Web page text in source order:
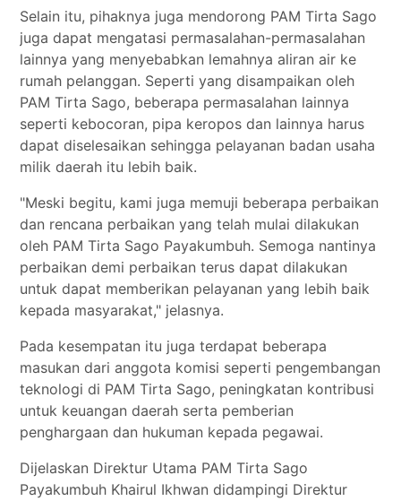
Selain itu, pihaknya juga mendorong PAM Tirta Sago
juga dapat mengatasi permasalahan-permasalahan
lainnya yang menyebabkan lemahnya aliran air ke
rumah pelanggan. Seperti yang disampaikan oleh
PAM Tirta Sago, beberapa permasalahan lainnya
seperti kebocoran, pipa keropos dan lainnya harus
dapat diselesaikan sehingga pelayanan badan usaha
milik daerah itu lebih baik.
"Meski begitu, kami juga memuji beberapa perbaikan
dan rencana perbaikan yang telah mulai dilakukan
oleh PAM Tirta Sago Payakumbuh. Semoga nantinya
perbaikan demi perbaikan terus dapat dilakukan
untuk dapat memberikan pelayanan yang lebih baik
kepada masyarakat," jelasnya.
Pada kesempatan itu juga terdapat beberapa
masukan dari anggota komisi seperti pengembangan
teknologi di PAM Tirta Sago, peningkatan kontribusi
untuk keuangan daerah serta pemberian
penghargaan dan hukuman kepada pegawai.
Dijelaskan Direktur Utama PAM Tirta Sago
Payakumbuh Khairul Ikhwan didampingi Direktur